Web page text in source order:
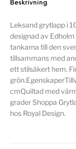
Beskrivning
Leksand grytlapp i
designad av
tankarna till den
tillsammans med
ett stilsäkert hem.
cmQuiltad med
grader Shoppa
hos Royal Design.